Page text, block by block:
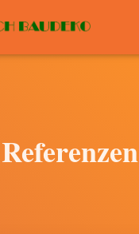
Referenzen